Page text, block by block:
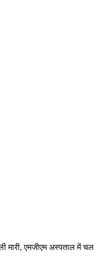
मारी, एमजीएम अस्पताल में चल